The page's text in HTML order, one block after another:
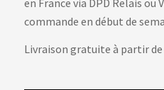
commande en début de
Livraison gratuite à partir de